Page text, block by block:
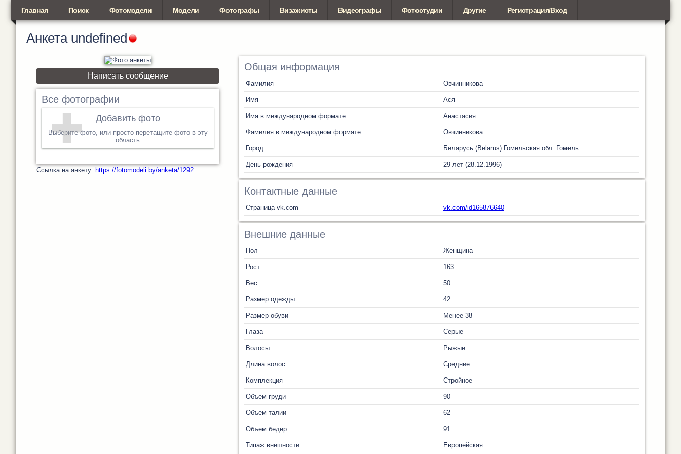
Главная Поиск Фотомодели Модели Фотографы Визажисты Видеографы Фотостудии Другие Регистрация/Вход
Анкета undefined
Написать сообщение
Все фотографии
Добавить фото
Выберите фото, или просто перетащите фото в эту
область
Cсылка на анкету: https://fotomodeli.by/anketa/1292
Общая информация
Фамилия Овчинникова
Имя Ася
Имя в международном формате Анастасия
Фамилия в международном формате Овчинникова
Город Беларусь (Belarus) Гомельская обл. Гомель
День рождения 29 лет (28.12.1996)
Контактные данные
Страница vk.com vk.com/id165876640
Внешние данные
Пол Женщина
Рост 163
Вес 50
Размер одежды 42
Размер обуви Менее 38
Глаза Серые
Волосы Рыжые
Длина волос Средние
Комплекция Стройное
Объем груди 90
Объем талии 62
Объем бедер 91
Типаж внешности Европейская